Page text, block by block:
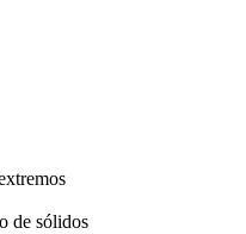
de sólidos